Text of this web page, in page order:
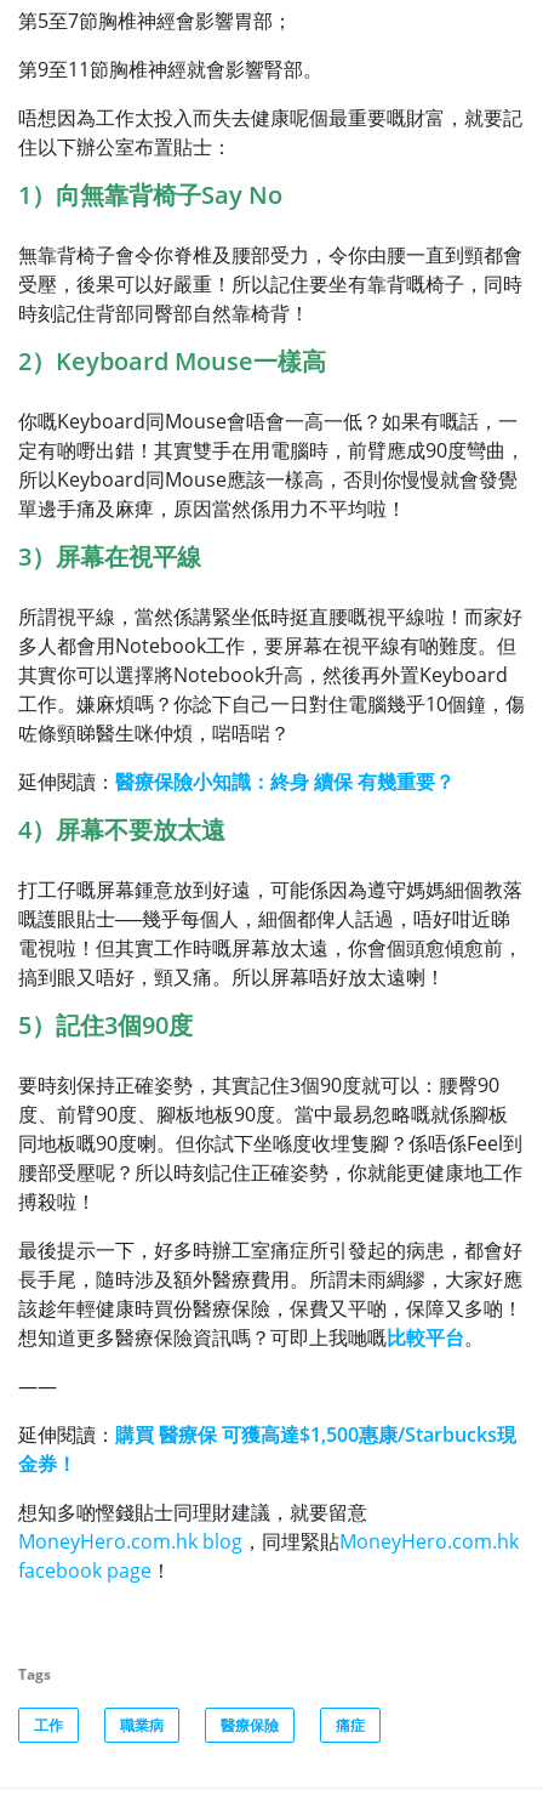
第5至7節胸椎神經會影響胃部；
第9至11節胸椎神經就會影響腎部。
唔想因為工作太投入而失去健康呢個最重要嘅財富，就要記
住以下辦公室布置貼士：
1）向無靠背椅子Say No
無靠背椅子會令你脊椎及腰部受力，令你由腰一直到頸都會
受壓，後果可以好嚴重！所以記住要坐有靠背嘅椅子，同時
時刻記住背部同臀部自然靠椅背！
2）Keyboard Mouse一樣高
你嘅Keyboard同Mouse會唔會一高一低？如果有嘅話，一
定有啲嘢出錯！其實雙手在用電腦時，前臂應成90度彎曲，
所以Keyboard同Mouse應該一樣高，否則你慢慢就會發覺
單邊手痛及麻痺，原因當然係用力不平均啦！
3）屏幕在視平線
所謂視平線，當然係講緊坐低時挺直腰嘅視平線啦！而家好
多人都會用Notebook工作，要屏幕在視平線有啲難度。但
其實你可以選擇將Notebook升高，然後再外置Keyboard
工作。嫌麻煩嗎？你諗下自己一日對住電腦幾乎10個鐘，傷
咗條頸睇醫生咪仲煩，啱唔啱？
延伸閱讀： 醫療保險小知識：終身 續保 有幾重要？
4）屏幕不要放太遠
打工仔嘅屏幕鍾意放到好遠，可能係因為遵守媽媽細個教落
嘅護眼貼士──幾乎每個人，細個都俾人話過，唔好咁近睇
電視啦！但其實工作時嘅屏幕放太遠，你會個頭愈傾愈前，
搞到眼又唔好，頸又痛。所以屏幕唔好放太遠喇！
5）記住3個90度
要時刻保持正確姿勢，其實記住3個90度就可以：腰臀90
度、前臂90度、腳板地板90度。當中最易忽略嘅就係腳板
同地板嘅90度喇。但你試下坐喺度收埋隻腳？係唔係Feel到
腰部受壓呢？所以時刻記住正確姿勢，你就能更健康地工作
搏殺啦！
最後提示一下，好多時辦工室痛症所引發起的病患，都會好
長手尾，隨時涉及額外醫療費用。所謂未雨綢繆，大家好應
該趁年輕健康時買份醫療保險，保費又平啲，保障又多啲！
想知道更多醫療保險資訊嗎？可即上我哋嘅比較平台。
——
延伸閱讀： 購買 醫療保 可獲高達$1,500惠康/Starbucks現
金券！
想知多啲慳錢貼士同理財建議，就要留意
MoneyHero.com.hk blog ，同埋緊貼MoneyHero.com.hk
facebook page ！
Tags
工作 職業病 醫療保險 痛症